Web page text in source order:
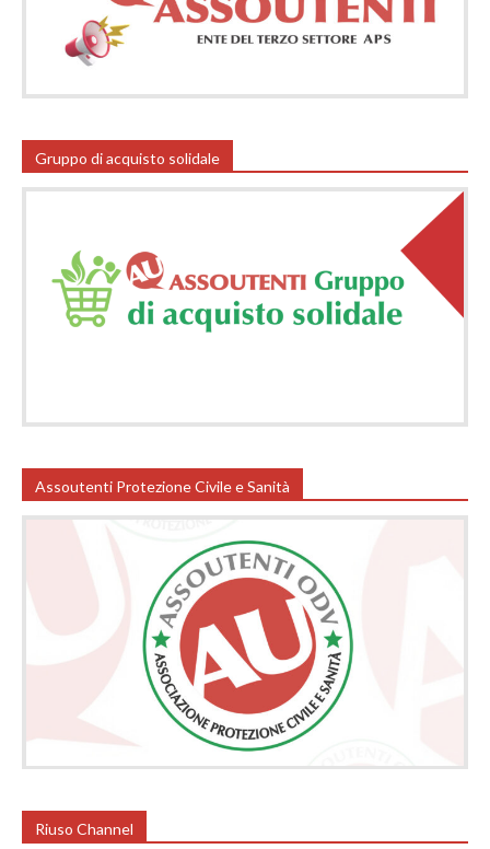
Gruppo di acquisto solidale
Assoutenti Protezione Civile e Sanità
Riuso Channel